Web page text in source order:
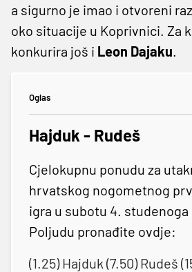
a sigurno je imao i otvoreni
oko situacije u Koprivnici. Za
konkurira još i Leon Dajaku
Oglas
Hajduk - Rudeš
Cjelokupnu ponudu za
hrvatskog nogometnog
igra u subotu 4. studenoga
Poljudu pronađite ovdje:
(1.25) Hajduk (7.50) Rudeš